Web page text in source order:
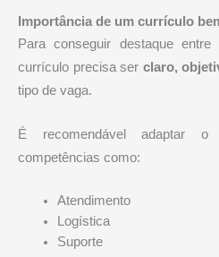
Importância de um currículo
Para conseguir destaque
currículo precisa ser claro,
tipo de vaga.
É recomendável adaptar o
competências como:
Atendimento
Logística
Suporte